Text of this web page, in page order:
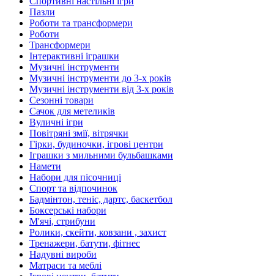
Пазли
Роботи та трансформери
Роботи
Трансформери
Інтерактивні іграшки
Музичні інструменти
Музичні інструменти до 3-х років
Музичні інструменти від 3-х років
Сезонні товари
Сачок для метеликів
Вуличні ігри
Повітряні змії, вітрячки
Гірки, будиночки, ігрові центри
Іграшки з мильними бульбашками
Намети
Набори для пісочниці
Спорт та відпочинок
Бадмінтон, теніс, дартс, баскетбол
Боксерські набори
М'ячі, стрибуни
Ролики, скейти, ковзани , захист
Тренажери, батути, фітнес
Надувні вироби
Матраси та меблі